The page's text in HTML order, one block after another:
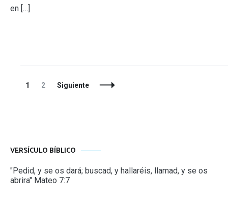
en […]
Navegación
Página
1 Página
2 Siguiente
VERSÍCULO BÍBLICO
"Pedid, y se os dará; buscad, y hallaréis, llamad, y se os
abrira" Mateo 7:7